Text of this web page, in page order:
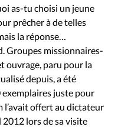
as-tu choisi un jeune
prêcher à de telles
la réponse…
Groupes missionnaires-
ouvrage, paru pour la
depuis, a été
exemplaires juste pour
l’avait offert au dictateur
lors de sa visite